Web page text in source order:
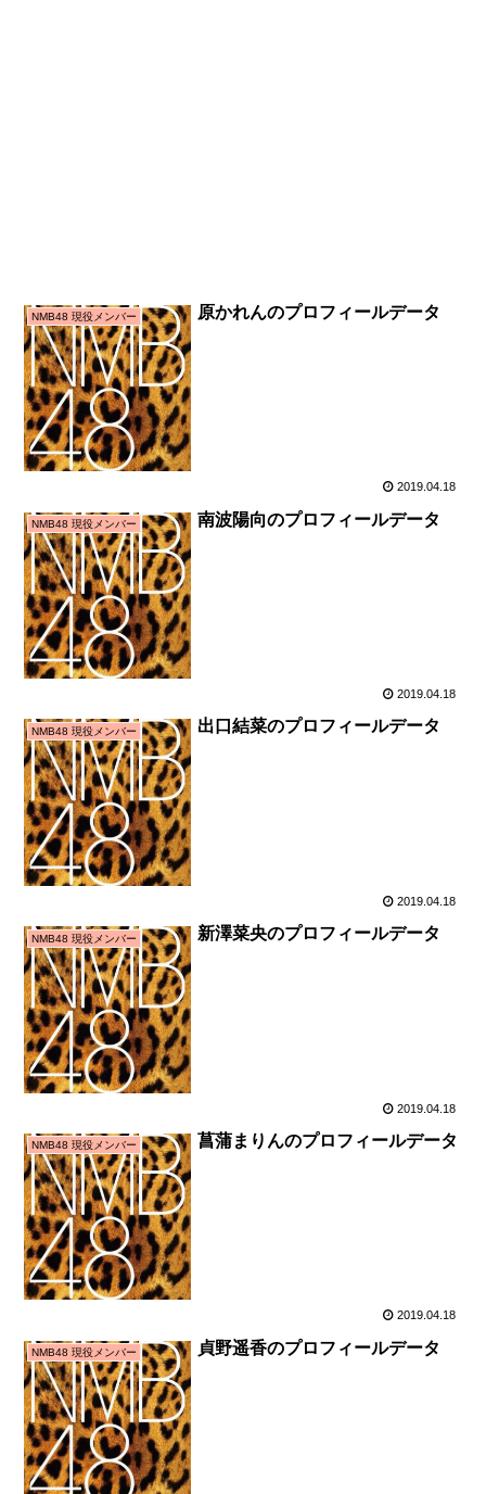
NMB48 現役メンバー 原かれんのプロフィールデータ
2019.04.18
NMB48 現役メンバー 南波陽向のプロフィールデータ
2019.04.18
NMB48 現役メンバー 出口結菜のプロフィールデータ
2019.04.18
NMB48 現役メンバー 新澤菜央のプロフィールデータ
2019.04.18
NMB48 現役メンバー 菖蒲まりんのプロフィールデータ
2019.04.18
NMB48 現役メンバー 貞野遥香のプロフィールデータ